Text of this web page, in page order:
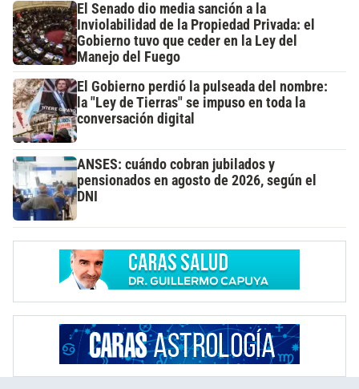
El Senado dio media sanción a la
Inviolabilidad de la Propiedad Privada: el
Gobierno tuvo que ceder en la Ley del
Manejo del Fuego
El Gobierno perdió la pulseada del nombre:
la "Ley de Tierras" se impuso en toda la
conversación digital
ANSES: cuándo cobran jubilados y
pensionados en agosto de 2026, según el
DNI